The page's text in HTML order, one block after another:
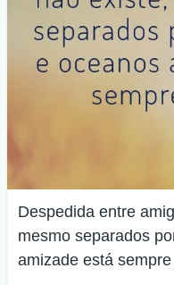
Despedida entre
mesmo separados
amizade está